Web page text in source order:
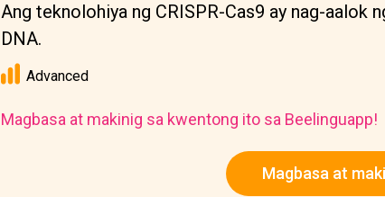
Ang teknolohiya ng CRISPR-Cas9 ay nag-aalok
DNA.
Advanced
Magbasa at makinig sa kwentong ito sa Beelinguapp!
Magbasa at